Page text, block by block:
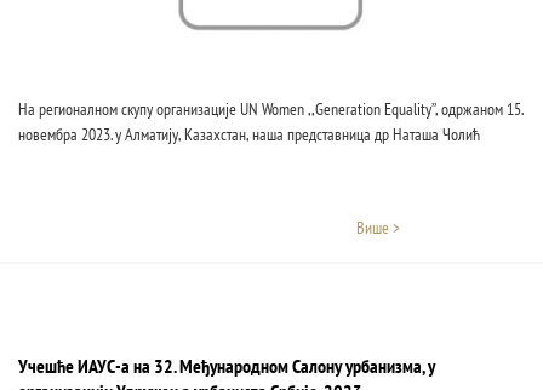
На регионалном скупу организације UN Women ,,Generation Equality’’, одржаном 15.
новембра 2023. у Алматију, Казахстан, наша представница др Наташа Чолић
Више >
Учешће ИАУС-а на 32. Mеђународном Салону урбанизма, у